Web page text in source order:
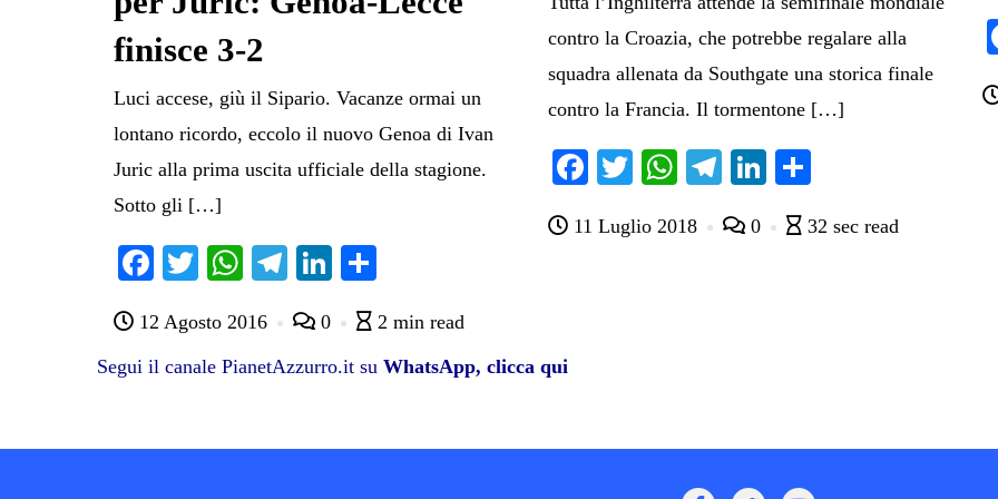
finisce 3-2
Luci accese, giù il Sipario. Vacanze ormai un
lontano ricordo, eccolo il nuovo Genoa di Ivan
Juric alla prima uscita ufficiale della stagione.
Sotto gli […]
Fa
bo
ok
T
tte
r
W
ts
A
Te
gr
a
Li
ed
In
di
vi
12 Agosto 2016 0 2 min read
contro la Croazia, che potrebbe regalare alla
squadra allenata da Southgate una storica finale
contro la Francia. Il tormentone […]
Fa
bo
T
tte
W
ts
Te
gr
Li
ed di
11 Luglio 2018 0 32 sec read
Segui il canale PianetAzzurro.it su WhatsApp, clicca qui